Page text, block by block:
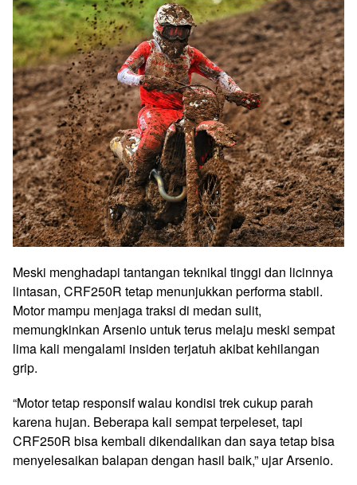
Meski menghadapi tantangan teknikal tinggi dan licinnya
lintasan, CRF250R tetap menunjukkan performa stabil.
Motor mampu menjaga traksi di medan sulit,
memungkinkan Arsenio untuk terus melaju meski sempat
lima kali mengalami insiden terjatuh akibat kehilangan
grip.
“Motor tetap responsif walau kondisi trek cukup parah
karena hujan. Beberapa kali sempat terpeleset, tapi
CRF250R bisa kembali dikendalikan dan saya tetap bisa
menyelesaikan balapan dengan hasil baik,” ujar Arsenio.